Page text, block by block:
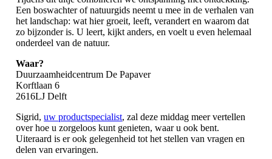
Een boswachter of natuurgids neemt u mee in de verhalen van
het landschap: wat hier groeit, leeft, verandert en waarom dat
zo bijzonder is. U leert, kijkt anders, en voelt u even helemaal
onderdeel van de natuur.
Waar?
Duurzaamheidcentrum De Papaver
Korftlaan 6
2616LJ Delft
Sigrid,uw productspecialist, zal deze middag meer vertellen
over hoe u zorgeloos kunt genieten, waar u ook bent.
Uiteraard is er ook gelegenheid tot het stellen van vragen en
delen van ervaringen.